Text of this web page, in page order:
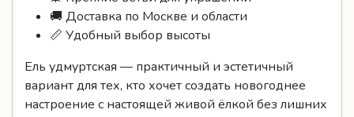
Ель удмуртская — практичный и эстетичный
вариант для тех, кто хочет создать новогоднее
настроение с настоящей живой ёлкой без лишних
хлопот.